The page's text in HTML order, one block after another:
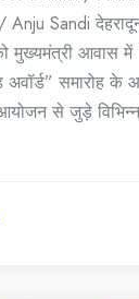
Sandi
मुख्यमंत्री आवास में
अवॉर्ड” समारोह के
से जुड़े विभिन्न